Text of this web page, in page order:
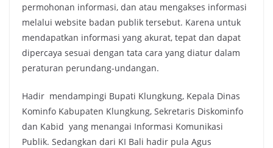
permohonan informasi, dan atau mengakses informasi
melalui website badan publik tersebut. Karena untuk
mendapatkan informasi yang akurat, tepat dan dapat
dipercaya sesuai dengan tata cara yang diatur dalam
peraturan perundang-undangan.
Hadir mendampingi Bupati Klungkung, Kepala Dinas
Kominfo Kabupaten Klungkung, Sekretaris Diskominfo
dan Kabid yang menangai Informasi Komunikasi
Publik. Sedangkan dari KI Bali hadir pula Agus